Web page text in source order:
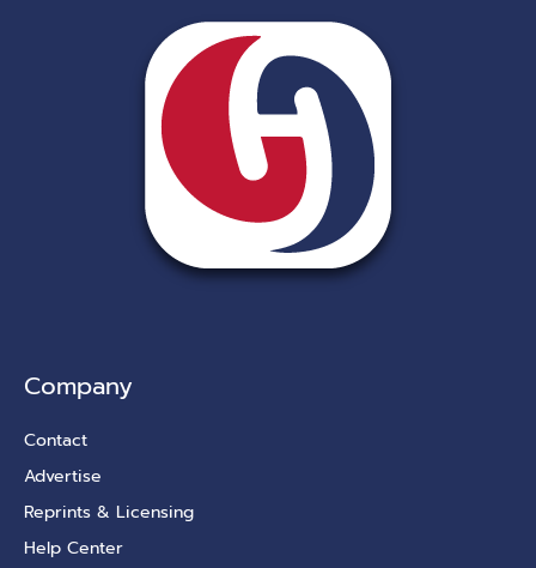
Company
Contact
Advertise
Reprints & Licensing
Help Center